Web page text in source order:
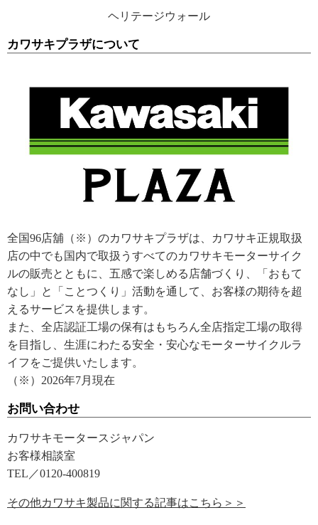
ヘリテージウォール
カワサキプラザについて
全国96店舖（※）のカワサキプラザは、カワサキ正規取扱
店の中でも国内で取扱うすべてのカワサキモーターサイク
ルの販売とともに、五感で楽しめる店舗づくり、「おもて
なし」と「ことつくり」活動を通して、お客様の期待を超
えるサービスを提供します。
また、全店認証工場の保有はもちろん全店指定工場の取得
を目指し、生涯にわたる安全・安心なモーターサイクルラ
イフをご提供いたします。
（※）2026年7月現在
お問い合わせ
カワサキモータースジャパン
お客様相談室
TEL／0120-400819
その他カワサキ製品に関する記事はこちら＞＞